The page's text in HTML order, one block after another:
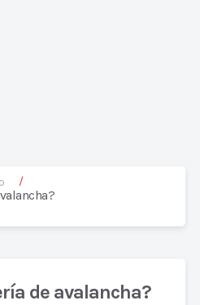
/
de avalancha?